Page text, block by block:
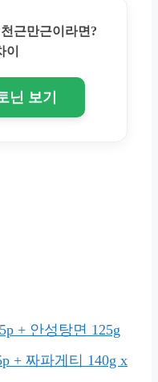
근만근이라면?
이
닌 보기
+ 안성탕면 125g
+ 짜파게티 140g x